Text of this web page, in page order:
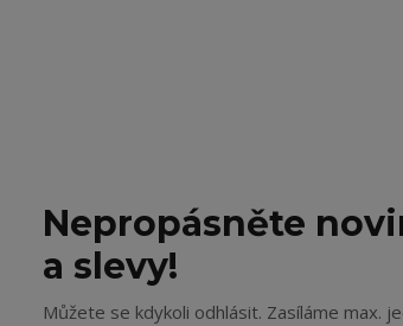
Nepropásněte
a slevy!
Můžete se kdykoli odhlásit. Zasíláme max.